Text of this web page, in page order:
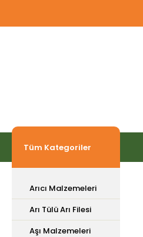
Tüm Kategoriler
Arıcı Malzemeleri
Arı Tülü Arı Filesi
Aşı Malzemeleri